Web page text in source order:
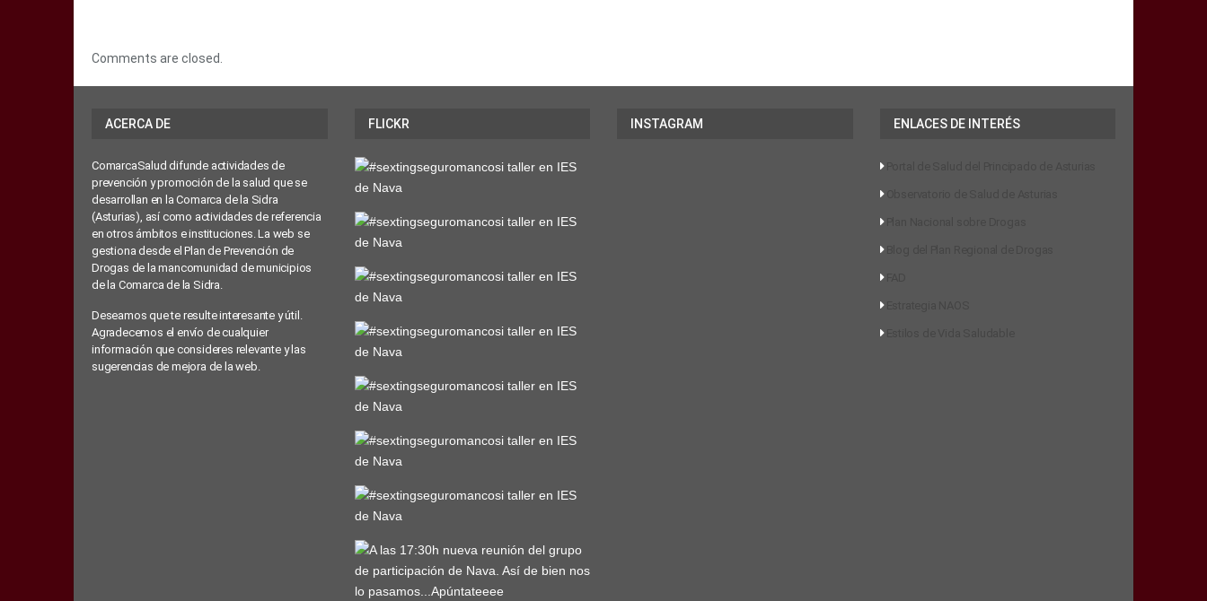
Comments are closed.
ACERCA DE
ComarcaSalud difunde actividades de
prevención y promoción de la salud que se
desarrollan en la Comarca de la Sidra
(Asturias), así como actividades de referencia
en otros ámbitos e instituciones. La web se
gestiona desde el Plan de Prevención de
Drogas de la mancomunidad de municipios
de la Comarca de la Sidra.
Deseamos que te resulte interesante y útil.
Agradecemos el envío de cualquier
información que consideres relevante y las
sugerencias de mejora de la web.
FLICKR INSTAGRAM ENLACES DE INTERÉS